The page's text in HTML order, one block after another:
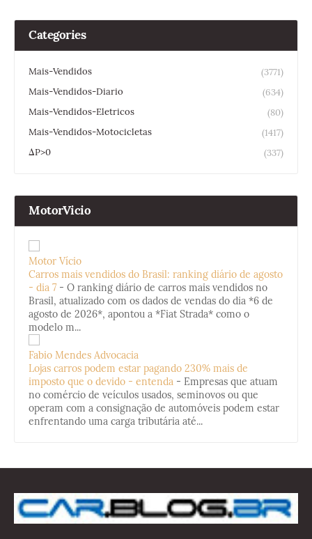
Categories
Mais-Vendidos
(3771)
Mais-Vendidos-Diario
(634)
Mais-Vendidos-Eletricos
(80)
Mais-Vendidos-Motocicletas
(1417)
ΔP>0
(337)
MotorVicio
Motor Vício
Carros mais vendidos do Brasil: ranking diário de agosto
- dia 7 - O ranking diário de carros mais vendidos no
Brasil, atualizado com os dados de vendas do dia *6 de
agosto de 2026*, apontou a *Fiat Strada* como o
modelo m...
Fabio Mendes Advocacia
Lojas carros podem estar pagando 230% mais de
imposto que o devido - entenda - Empresas que atuam
no comércio de veículos usados, seminovos ou que
operam com a consignação de automóveis podem estar
enfrentando uma carga tributária até...